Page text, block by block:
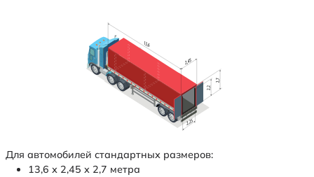
Для автомобилей стандартных размеров:
13,6 х 2,45 х 2,7 метра